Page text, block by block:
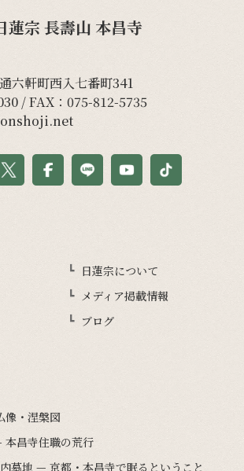
蓮宗 長壽山 本昌寺
六軒町西入七番町341
/ FAX：075-812-5735
日蓮宗について
メディア掲載情報
ブログ
・涅槃図
昌寺住職の荒行
墓地 — 京都・本昌寺で眠るということ